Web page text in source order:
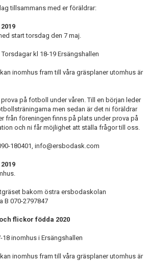
tillsammans med er föräldrar:
start torsdag den 7 maj.
kl 18-19 Ersängshallen
inomhus fram till våra gräsplaner utomhus är
på fotboll under våren. Till en början leder
men sedan är det ni föräldrar
från föreningen finns på plats under prova på
och ni får möjlighet att ställa frågor till oss.
180401, info@ersbodask.com
bakom östra ersbodaskolan
B 070-2797847
flickor födda 2020
inomhus i Ersängshallen
inomhus fram till våra gräsplaner utomhus är